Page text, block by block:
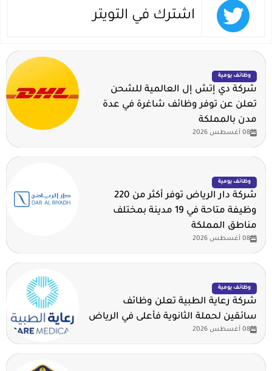
اشترك في التويتر
وظائف يومية
شركة دي إتش إل العالمية للشحن
تعلن عن توفر وظائف شاغرة في عدة
مدن بالمملكة
08 أغسطس 2026
وظائف يومية
شركة دار الرياض توفر أكثر من 220
وظيفة متاحة في 19 مدينة بمختلف
مناطق المملكة
08 أغسطس 2026
وظائف يومية
شركة رعاية الطبية تعلن وظائف
سائقين لحملة الثانوية فأعلى في الرياض
08 أغسطس 2026